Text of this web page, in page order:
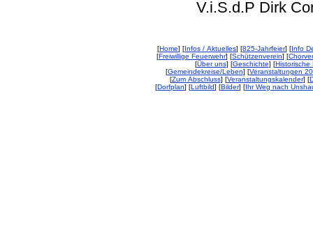
V.i.S.d.P Dirk
[Home] [Infos / Aktuelles] [825-Jahrfeier] [Info
[Freiwillige Feuerwehr] [Schützenverein] [
[Über uns] [Geschichte] [Historische
[Gemeindekreise/Leben] [Veranstaltungen
[Zum Abschluss] [Veranstaltungskalender] [
[Dorfplan] [Luftbild] [Bilder] [Ihr Weg nach